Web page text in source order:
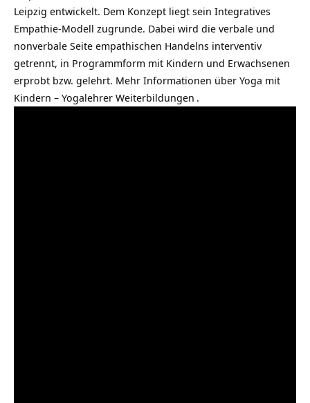
Leipzig entwickelt. Dem Konzept liegt sein Integratives
Empathie-Modell zugrunde. Dabei wird die verbale und
nonverbale Seite empathischen Handelns interventiv
getrennt, in Programmform mit Kindern und Erwachsenen
erprobt bzw. gelehrt. Mehr Informationen über Yoga mit
Kindern – Yogalehrer Weiterbildungen .